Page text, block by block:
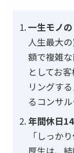
一生モノ
人生最大
額で複雑
としてお
リングす
るコンサル
年間休日
「しっか
厚生は、